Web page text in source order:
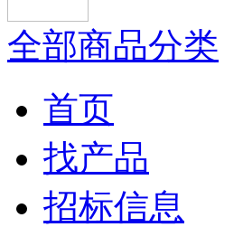
全部商品分类
首页
找产品
招标信息